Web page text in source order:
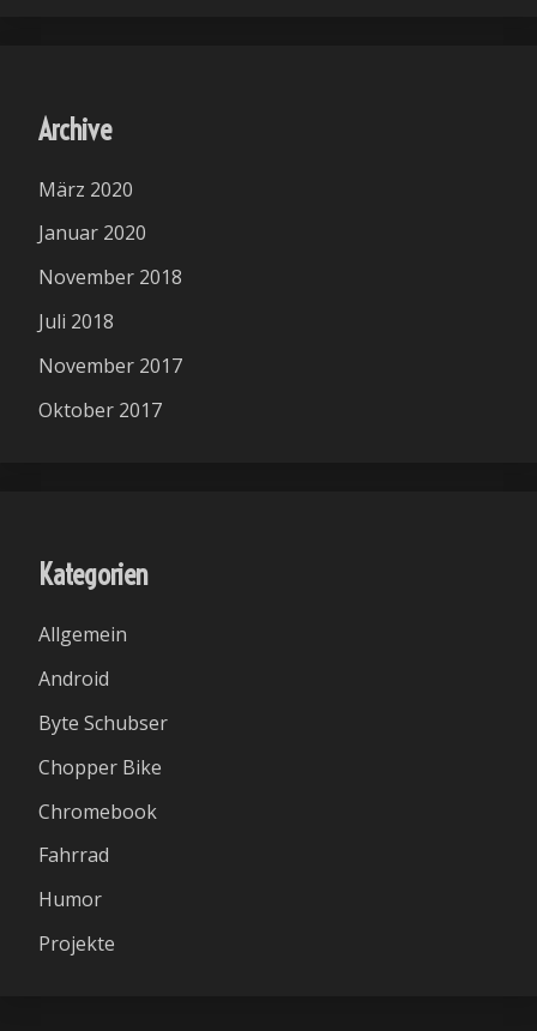
Archive
März 2020
Januar 2020
November 2018
Juli 2018
November 2017
Oktober 2017
Kategorien
Allgemein
Android
Byte Schubser
Chopper Bike
Chromebook
Fahrrad
Humor
Projekte